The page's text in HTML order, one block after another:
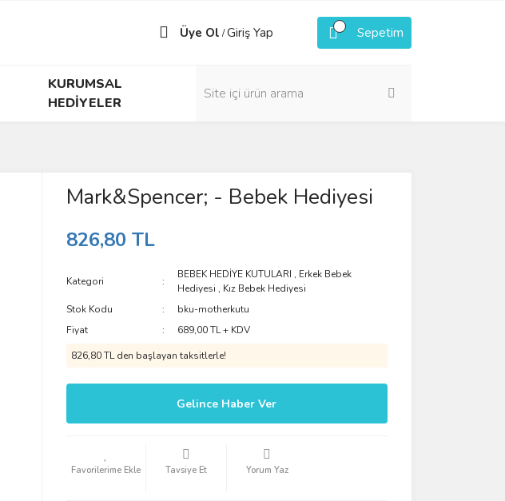
Üye Ol /Giriş Yap Sepetim
KURUMSAL
HEDİYELER
Mark&Spencer; - Bebek Hediyesi
826,80 TL
Kategori
BEBEK HEDİYE KUTULARI , Erkek Bebek
Hediyesi , Kız Bebek Hediyesi
Stok Kodu
bku-motherkutu
Fiyat
689,00 TL + KDV
826,80 TL den başlayan taksitlerle!
Gelince Haber Ver
Tavsiye Et Yorum Yaz